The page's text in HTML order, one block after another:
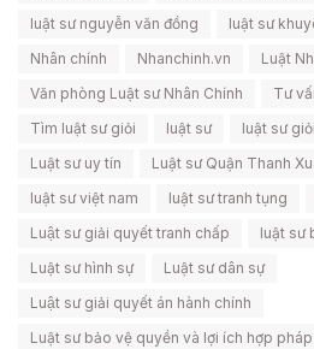
luật sư nguyễn văn đồng
luật sư
Nhân chính
Nhanchinh.vn
Luật
Văn phòng Luật sư Nhân Chính
Tư
Tìm luật sư giỏi
luật sư luật sư giỏi
Luật sư uy tín
Luật sư Quận Thanh
luật sư việt nam
luật sư tranh tụng
Luật sư giải quyết tranh chấp
luật sư
Luật sư hình sự
Luật sư dân sự
Luật sư giải quyết án hành chính
Luật sư bảo vệ quyền và lợi ích hợp pháp